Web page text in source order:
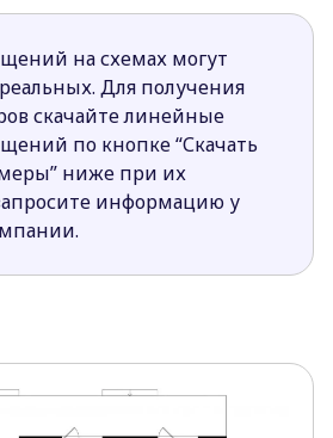
гостиная, соединённая со
в эркере, и далее с
предусмотрена
К гостиной зоне
санузел. Через просторный
проход в ночную зону с
них предусмотрена общая
с техническим
с фронтальной
внимание к деталям и
Он заинтересует
дом, все помещения которого
на схемах могут
Для получения
скачайте линейные
по кнопке “Скачать
ниже при их
информацию у